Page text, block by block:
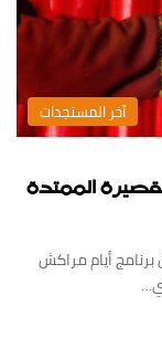
‏آخر المستجدات
الممتدة
أيام مراكش